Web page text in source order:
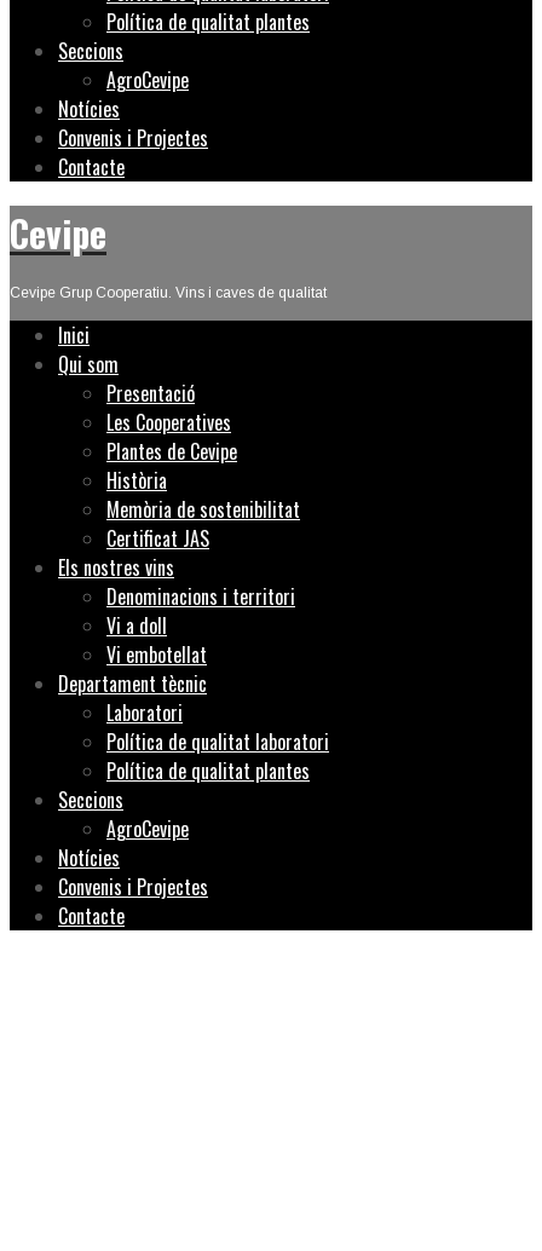
Política de qualitat plantes
Seccions
AgroCevipe
Notícies
Convenis i Projectes
Contacte
Cevipe
Cevipe Grup Cooperatiu. Vins i caves de qualitat
Inici
Qui som
Presentació
Les Cooperatives
Plantes de Cevipe
Història
Memòria de sostenibilitat
Certificat JAS
Els nostres vins
Denominacions i territori
Vi a doll
Vi embotellat
Departament tècnic
Laboratori
Política de qualitat laboratori
Política de qualitat plantes
Seccions
AgroCevipe
Notícies
Convenis i Projectes
Contacte